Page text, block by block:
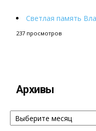
Светлая память
237 просмотров
Архивы
Архивы